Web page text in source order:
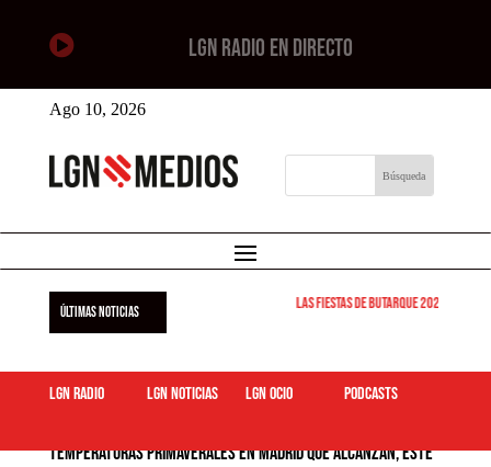
 LGN RADIO EN DIRECTO
Ago 10, 2026
ÚLTIMAS NOTICIAS Las Fiestas de Butarque 2026
LGN Radio LGN Noticias LGN ocio podcasts
Temperaturas primaverales en Madrid que alcanzan, este